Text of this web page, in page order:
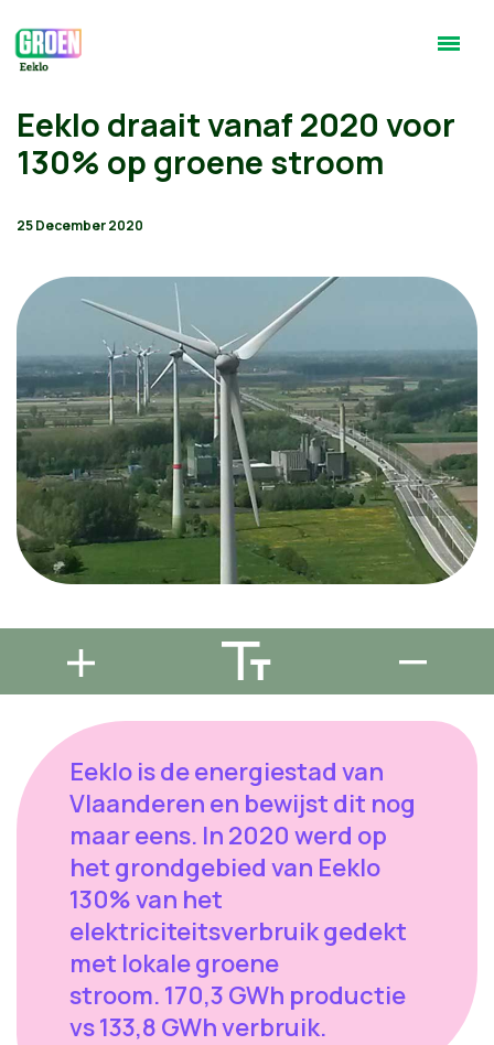
Eeklo draait vanaf 2020 voor
130% op groene stroom
25 December 2020
Eeklo is de energiestad van
Vlaanderen en bewijst dit nog
maar eens. In 2020 werd op
het grondgebied van Eeklo
130% van het
elektriciteitsverbruik gedekt
met lokale groene
stroom. 170,3 GWh productie
vs 133,8 GWh verbruik.